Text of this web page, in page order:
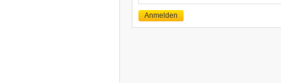
Mail
Anmelden